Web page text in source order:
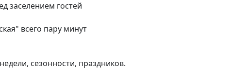
заселением гостей
всего пару минут
сезонности, праздников.